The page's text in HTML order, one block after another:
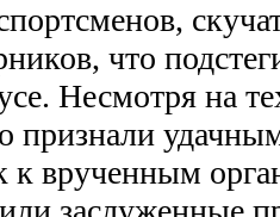
что
Несмотря на
признали
к врученным